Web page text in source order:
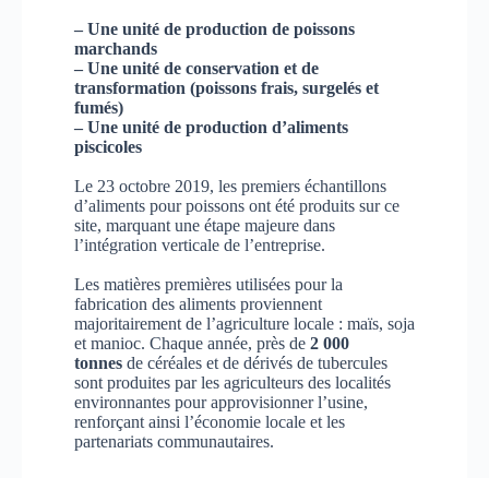
– Une unité de production de poissons
marchands
– Une unité de conservation et de
transformation (poissons frais, surgelés et
fumés)
– Une unité de production d’aliments
piscicoles
Le 23 octobre 2019, les premiers échantillons
d’aliments pour poissons ont été produits sur ce
site, marquant une étape majeure dans
l’intégration verticale de l’entreprise.
Les matières premières utilisées pour la
fabrication des aliments proviennent
majoritairement de l’agriculture locale : maïs, soja
et manioc. Chaque année, près de 2 000
tonnes de céréales et de dérivés de tubercules
sont produites par les agriculteurs des localités
environnantes pour approvisionner l’usine,
renforçant ainsi l’économie locale et les
partenariats communautaires.